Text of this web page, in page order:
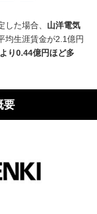
た場合、 山洋電気
均生涯賃金が2.1億円
り0.44億円ほど多
要